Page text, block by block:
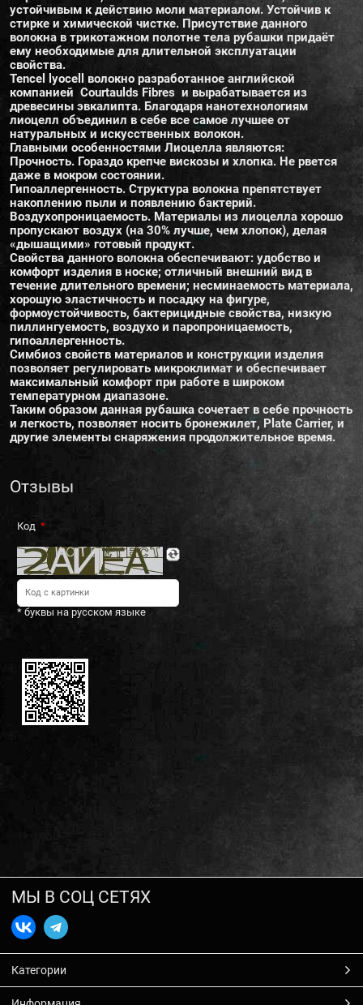
устойчивым к действию моли материалом. Устойчив к
стирке и химической чистке. Присутствие данного
волокна в трикотажном полотне тела рубашки придаёт
ему необходимые для длительной эксплуатации
свойства.
Tencel lyocell волокно разработанное английской
компанией Courtaulds Fibres и вырабатывается из
древесины эвкалипта. Благодаря нанотехнологиям
лиоцелл объединил в себе все самое лучшее от
натуральных и искусственных волокон.
Главными особенностями Лиоцелла являются:
Прочность. Гораздо крепче вискозы и хлопка. Не рвется
даже в мокром состоянии.
Гипоаллергенность. Структура волокна препятствует
накоплению пыли и появлению бактерий.
Воздухопроницаемость. Материалы из лиоцелла хорошо
пропускают воздух (на 30% лучше, чем хлопок), делая
«дышащими» готовый продукт.
Свойства данного волокна обеспечивают: удобство и
комфорт изделия в носке; отличный внешний вид в
течение длительного времени; несминаемость материала,
хорошую эластичность и посадку на фигуре,
формоустойчивость, бактерицидные свойства, низкую
пиллингуемость, воздухо и паропроницаемость,
гипоаллергенность.
Симбиоз свойств материалов и конструкции изделия
позволяет регулировать микроклимат и обеспечивает
максимальный комфорт при работе в широком
температурном диапазоне.
Таким образом данная рубашка сочетает в себе прочность
и легкость, позволяет носить бронежилет, Plate Carrier, и
другие элементы снаряжения продолжительное время.
Отзывы
Код
* буквы на русском языке
МЫ В СОЦ СЕТЯХ
Категории